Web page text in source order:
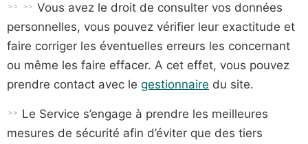
Vous avez le droit de consulter vos données
personnelles, vous pouvez vérifier leur exactitude et
faire corriger les éventuelles erreurs les concernant
ou même les faire effacer. A cet effet, vous pouvez
prendre contact avec le gestionnaire du site.
Le Service s’engage à prendre les meilleures
mesures de sécurité afin d’éviter que des tiers